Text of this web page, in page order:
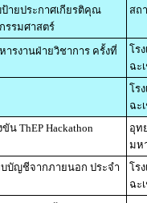
ายประกาศเกียรติคุณ
รรมศาสตร์
สถ
รงานฝ่ายวิชาการ ครั้งที่
โร
ฉะ
โร
ฉะ
น ThEP Hackathon
อุท
มห
บบัญชีจากภายนอก ประจำ
โร
ฉะ